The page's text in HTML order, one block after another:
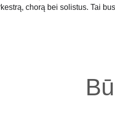
chorą bei solistus. Tai